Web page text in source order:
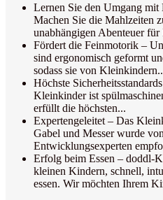
Lernen Sie den Umgang
Machen Sie die Mahlzeiten
unabhängigen Abenteuer
Fördert die Feinmotorik –
sind ergonomisch geformt
sodass sie von
Höchste
Kleinkinder ist
erfüllt die höchsten...
Expertengeleitet – Das
Gabel und Messer wurde
Entwicklungsexperten
Erfolg beim Essen – doddl-
kleinen Kindern, schnell,
essen. Wir möchten Ihrem